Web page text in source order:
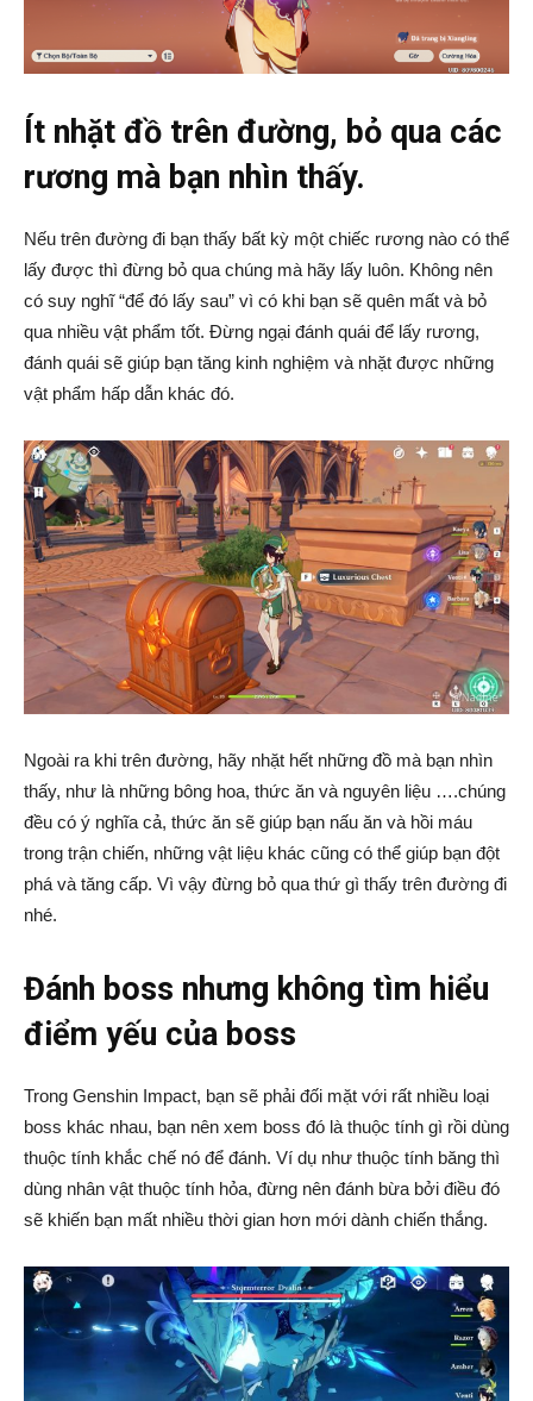
Ít nhặt đồ trên đường, bỏ qua các
rương mà bạn nhìn thấy.
Nếu trên đường đi bạn thấy bất kỳ một chiếc rương nào có thể
lấy được thì đừng bỏ qua chúng mà hãy lấy luôn. Không nên
có suy nghĩ “để đó lấy sau” vì có khi bạn sẽ quên mất và bỏ
qua nhiều vật phẩm tốt. Đừng ngại đánh quái để lấy rương,
đánh quái sẽ giúp bạn tăng kinh nghiệm và nhặt được những
vật phẩm hấp dẫn khác đó.
Ngoài ra khi trên đường, hãy nhặt hết những đồ mà bạn nhìn
thấy, như là những bông hoa, thức ăn và nguyên liệu ….chúng
đều có ý nghĩa cả, thức ăn sẽ giúp bạn nấu ăn và hồi máu
trong trận chiến, những vật liệu khác cũng có thể giúp bạn đột
phá và tăng cấp. Vì vậy đừng bỏ qua thứ gì thấy trên đường đi
nhé.
Đánh boss nhưng không tìm hiểu
điểm yếu của boss
Trong Genshin Impact, bạn sẽ phải đối mặt với rất nhiều loại
boss khác nhau, bạn nên xem boss đó là thuộc tính gì rồi dùng
thuộc tính khắc chế nó để đánh. Ví dụ như thuộc tính băng thì
dùng nhân vật thuộc tính hỏa, đừng nên đánh bừa bởi điều đó
sẽ khiến bạn mất nhiều thời gian hơn mới dành chiến thắng.